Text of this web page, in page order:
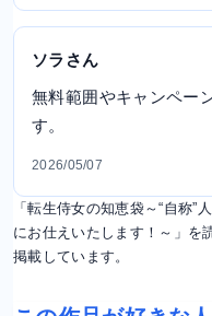
ソラさん
無料範囲やキャンペー
す。
2026/05/07
「転生侍女の知恵袋～“自称”
にお仕えいたします！～」を
掲載しています。